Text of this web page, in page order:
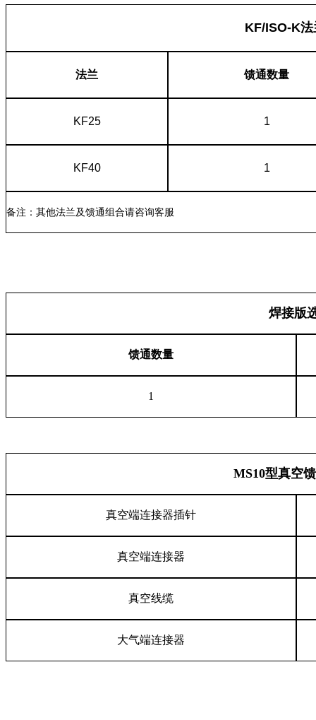
KF/ISO-K
法兰 馈通数量
KF25 1
KF40 1
备注：其他法兰及馈通组合请咨询客服
焊接版
馈通数量
1
MS10型真空
真空端连接器插针
真空端连接器
真空线缆
大气端连接器